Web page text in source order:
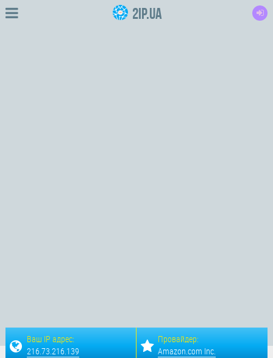
2IP.ua
Ваш IP адрес:
216.73.216.139
Провайдер:
Amazon.com Inc.